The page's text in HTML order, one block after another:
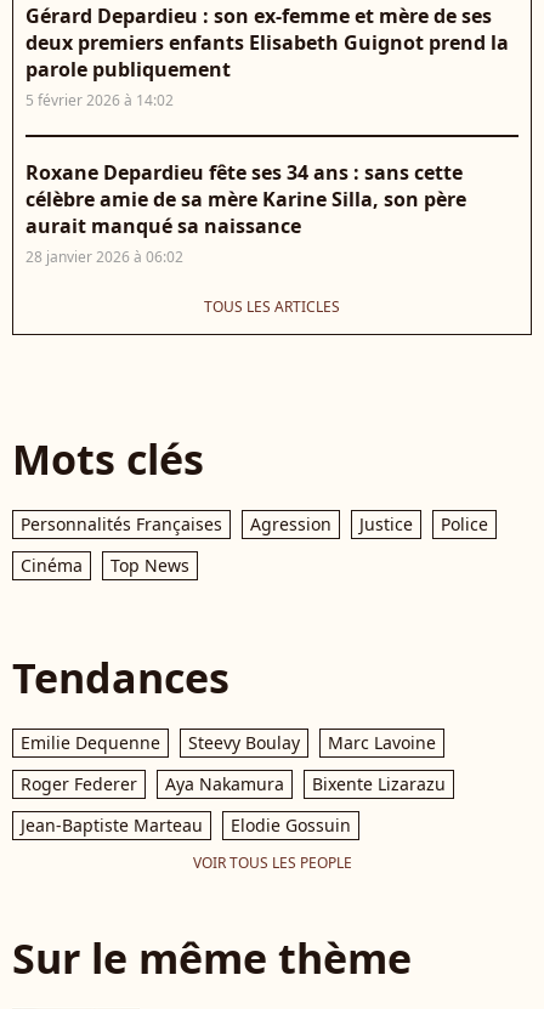
Gérard Depardieu : son ex-femme et mère de ses
deux premiers enfants Elisabeth Guignot prend la
parole publiquement
5 février 2026 à 14:02
Roxane Depardieu fête ses 34 ans : sans cette
célèbre amie de sa mère Karine Silla, son père
aurait manqué sa naissance
28 janvier 2026 à 06:02
TOUS LES ARTICLES
Mots clés
Personnalités Françaises Agression Justice
Police
Cinéma
Top News
Tendances
Emilie Dequenne Steevy Boulay
Marc Lavoine
Roger Federer
Aya Nakamura
Bixente Lizarazu
Jean-Baptiste Marteau
Elodie Gossuin
VOIR TOUS LES PEOPLE
Sur le même thème